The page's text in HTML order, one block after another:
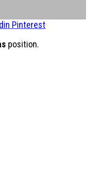
Pinterest
position.